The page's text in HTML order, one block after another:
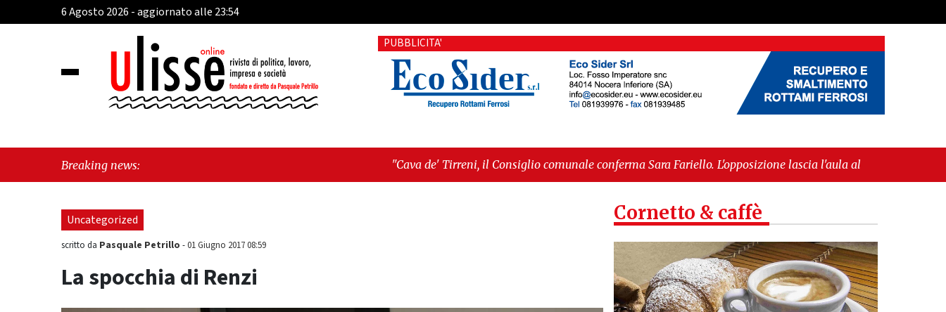
6 Agosto 2026 - aggiornato alle 23:54
PUBBLICITA'
Breaking news: "Cava de' Tirreni, il Consiglio comunale conferma Sara Fariello. L'opposizione lascia l'aula al momento del voto"
"Vietri sul Mare, giornata storica: la ceramica ammessa alla fase europea per l’IGP"
Uncategorized
scritto da Pasquale Petrillo -01 Giugno 2017 08:59
La spocchia di Renzi
Cornetto & caffè